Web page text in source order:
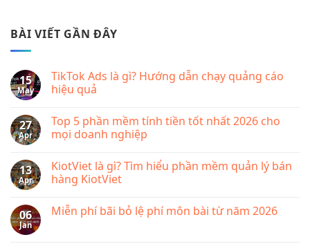
BÀI VIẾT GẦN ĐÂY
15
May
TikTok Ads là gì? Hướng dẫn chạy quảng cáo
hiệu quả
on
TikTok
Ads
Hướng
dẫn
chạy
hiệu
27
Apr
Top 5 phần mềm tính tiền tốt nhất 2026 cho
mọi doanh nghiệp
on
Top
5
mềm
tính
13
Apr
KiotViet là gì? Tìm hiểu phần mềm quản lý bán
hàng KiotViet
Comments
on
06
Jan
Miễn phí bãi bỏ lệ phí môn bài từ năm 2026